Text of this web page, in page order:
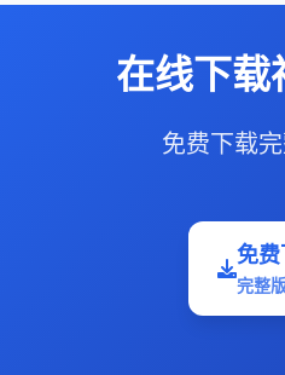
在线下载
免费下载
免
完整